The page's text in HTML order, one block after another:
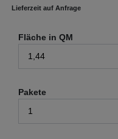
Lieferzeit auf Anfrage
Fläche in QM
Pakete